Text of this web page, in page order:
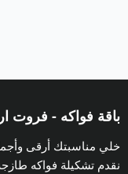
باقة فواكه - فروت
خلي مناسبتك أرقى
نقدم تشكيلة فواكه